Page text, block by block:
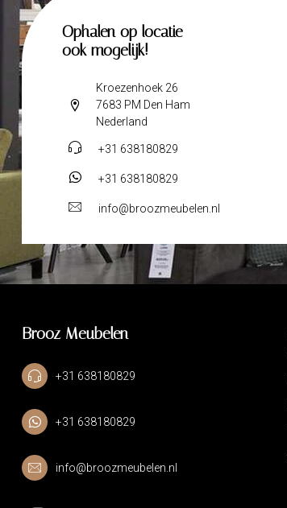
Ophalen op locatie
ook mogelijk!
Kroezenhoek 26
7683 PM Den Ham
Nederland
+31 638180829
+31 638180829
info@broozmeubelen.nl
Brooz Meubelen
+31 638180829
+31 638180829
info@broozmeubelen.nl